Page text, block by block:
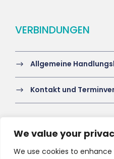
We value your
We use cookies to
VERBINDUNGEN
Allgemeine
Kontakt und